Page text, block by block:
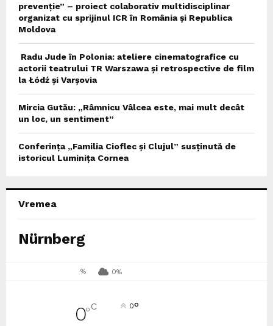
prevenție” – proiect colaborativ multidisciplinar
organizat cu sprijinul ICR în România și Republica
Moldova
Radu Jude în Polonia: ateliere cinematografice cu
actorii teatrului TR Warszawa și retrospective de film
la Łódź și Varșovia
Mircia Gutău: „Râmnicu Vâlcea este, mai mult decât
un loc, un sentiment”
Conferința „Familia Cioflec și Clujul” susținută de
istoricul Luminița Cornea
Vremea
Nürnberg
% 0%
0°C 0°